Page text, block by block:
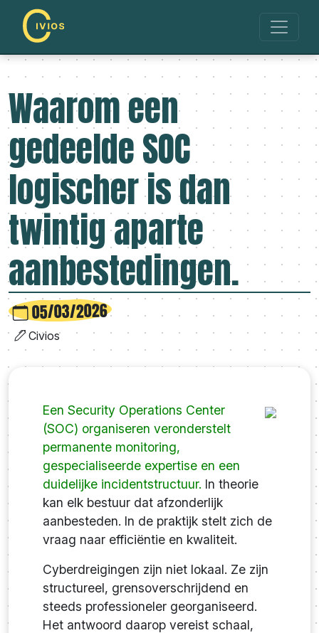
Waarom een
gedeelde SOC
logischer is dan
twintig aparte
aanbestedingen.
05/03/2026
Civios
Een Security Operations Center
(SOC) organiseren veronderstelt
permanente monitoring,
gespecialiseerde expertise en een
duidelijke incidentstructuur. In theorie
kan elk bestuur dat afzonderlijk
aanbesteden. In de praktijk stelt zich de
vraag naar efficiëntie en kwaliteit.
Cyberdreigingen zijn niet lokaal. Ze zijn
structureel, grensoverschrijdend en
steeds professioneler georganiseerd.
Het antwoord daarop vereist schaal,